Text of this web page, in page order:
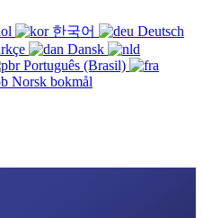
한국어
Deutsch
Dansk
Português (Brasil)
Norsk bokmål